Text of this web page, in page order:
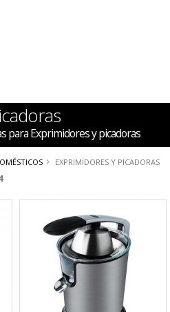
para Exprimidores y picadoras
EXPRIMIDORES Y PICADORAS